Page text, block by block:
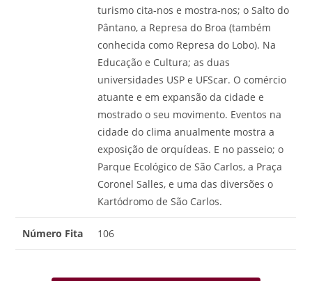
turismo cita-nos e mostra-nos; o Salto do
Pântano, a Represa do Broa (também
conhecida como Represa do Lobo). Na
Educação e Cultura; as duas
universidades USP e UFScar. O comércio
atuante e em expansão da cidade e
mostrado o seu movimento. Eventos na
cidade do clima anualmente mostra a
exposição de orquídeas. E no passeio; o
Parque Ecológico de São Carlos, a Praça
Coronel Salles, e uma das diversões o
Kartódromo de São Carlos.
Número Fita 106